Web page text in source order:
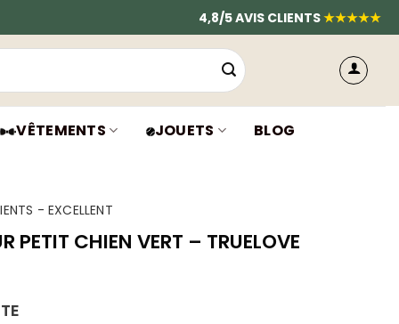
4,8/5 AVIS CLIENTS★★★★★
VÊTEMENTS JOUETS BLOG
- EXCELLENT
PETIT CHIEN VERT – TRUELOVE